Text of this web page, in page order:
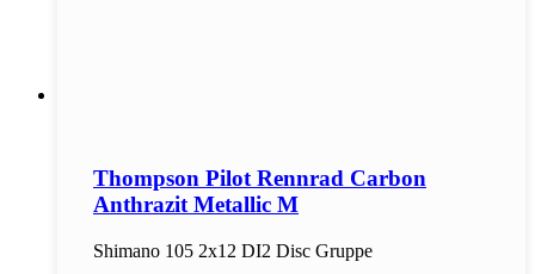
Thompson Pilot Rennrad Carbon
Anthrazit Metallic M
Shimano 105 2x12 DI2 Disc Gruppe